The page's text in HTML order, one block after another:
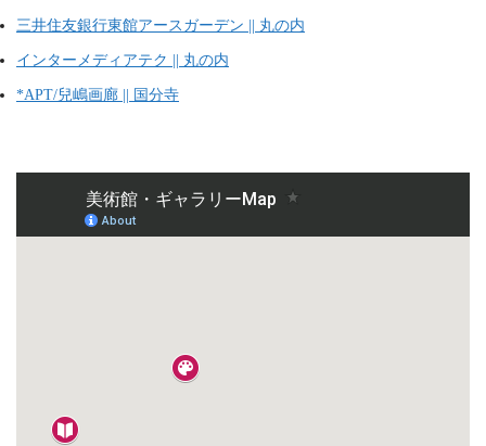
三井住友銀行東館アースガーデン || 丸の内
インターメディアテク || 丸の内
*APT/兒嶋画廊 || 国分寺